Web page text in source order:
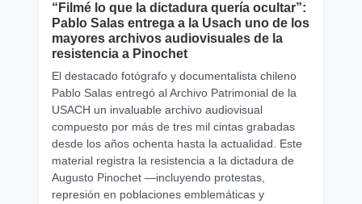
“Filmé lo que la dictadura quería ocultar”:
Pablo Salas entrega a la Usach uno de los
mayores archivos audiovisuales de la
resistencia a Pinochet
El destacado fotógrafo y documentalista chileno
Pablo Salas entregó al Archivo Patrimonial de la
USACH un invaluable archivo audiovisual
compuesto por más de tres mil cintas grabadas
desde los años ochenta hasta la actualidad. Este
material registra la resistencia a la dictadura de
Augusto Pinochet —incluyendo protestas,
represión en poblaciones emblemáticas y